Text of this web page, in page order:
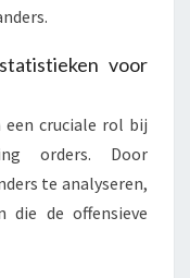
voor
een cruciale rol bij
orders. Door
te analyseren,
die de offensieve